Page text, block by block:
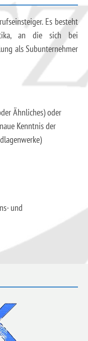
Es besteht
an die sich bei
als Subunternehmer
Ähnliches) oder
Kenntnis der
und